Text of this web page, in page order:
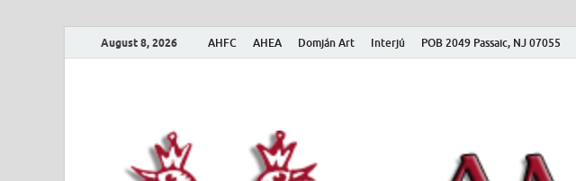
August 8, 2026 AHFC AHEA Domján Art Interjú POB 2049 Passaic, NJ 07055
Amerikai Magyar Múzeum